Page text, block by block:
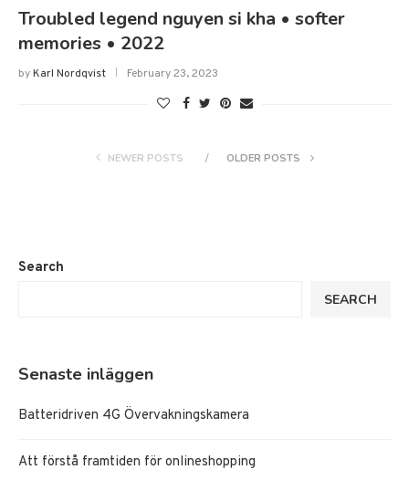
Troubled legend nguyen si kha • softer
memories • 2022
byKarl Nordqvist February 23, 2023
NEWER POSTS OLDER POSTS
Search
SEARCH
Senaste inläggen
Batteridriven 4G Övervakningskamera
Att förstå framtiden för onlineshopping